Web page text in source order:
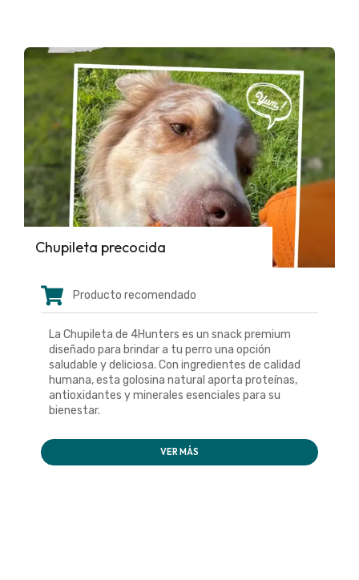
Chupileta precocida
Producto recomendado
La Chupileta de 4Hunters es un snack premium
diseñado para brindar a tu perro una opción
saludable y deliciosa. Con ingredientes de calidad
humana, esta golosina natural aporta proteínas,
antioxidantes y minerales esenciales para su
bienestar.
VER MÁS